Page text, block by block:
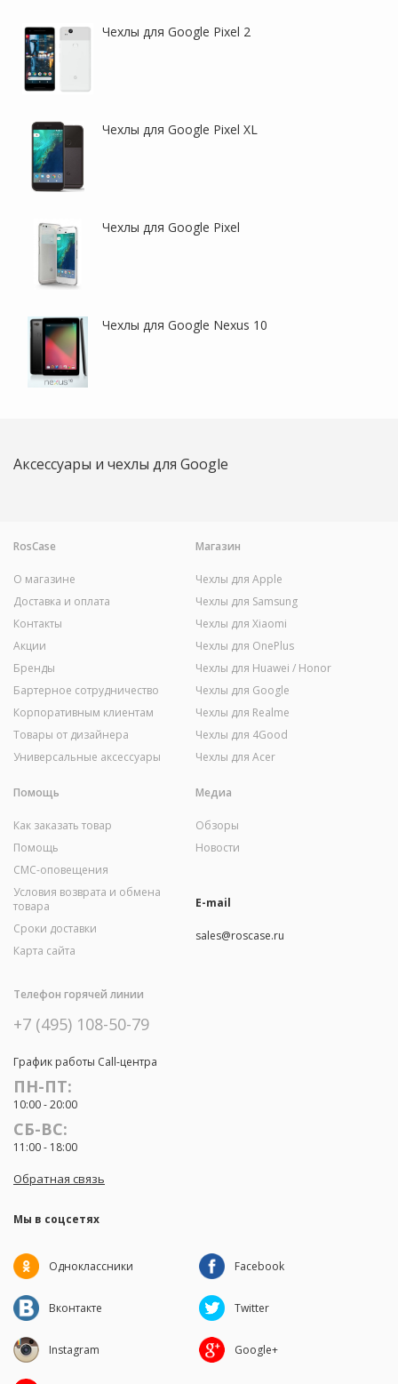
Чехлы для Google Pixel 2
Чехлы для Google Pixel XL
Чехлы для Google Pixel
Чехлы для Google Nexus 10
Аксессуары и чехлы для Google
RosCase
О магазине
Доставка и оплата
Контакты
Акции
Бренды
Бартерное сотрудничество
Корпоративным клиентам
Товары от дизайнера
Универсальные аксессуары
Магазин
Чехлы для Apple
Чехлы для Samsung
Чехлы для Xiaomi
Чехлы для OnePlus
Чехлы для Huawei / Honor
Чехлы для Google
Чехлы для Realme
Чехлы для 4Good
Чехлы для Acer
Помощь
Как заказать товар
Помощь
СМС-оповещения
Условия возврата и обмена
товара
Сроки доставки
Карта сайта
Медиа
Обзоры
Новости
E-mail
sales@roscase.ru
Телефон горячей линии
+7 (495) 108-50-79
График работы Call-центра
ПН-ПТ:
10:00 - 20:00
СБ-ВС:
11:00 - 18:00
Обратная связь
Мы в соцсетях
Одноклассники Facebook
Вконтакте Twitter
Instagram Google+